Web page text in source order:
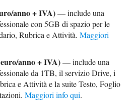
anno + IVA)— include una
con 5GB di spazio per le
Rubrica e Attività.Maggiori
anno + IVA)— include una
da 1TB, il servizio Drive, i
e Attività e la suite Testo, Foglio
Maggiori info qui.